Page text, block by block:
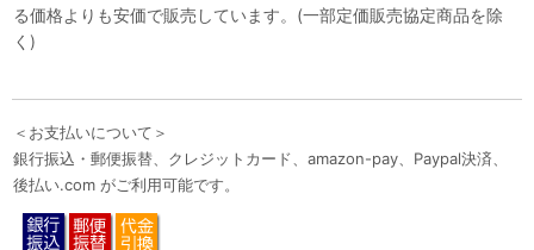
る価格よりも安価で販売しています。(一部定価販売協定商品を除
く)
＜お支払いについて＞
銀行振込・郵便振替、クレジットカード、amazon-pay、Paypal決済、
後払い.com がご利用可能です。